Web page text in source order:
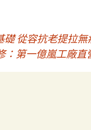
礎 從容抗老提拉無
：第一億嵐工廠直